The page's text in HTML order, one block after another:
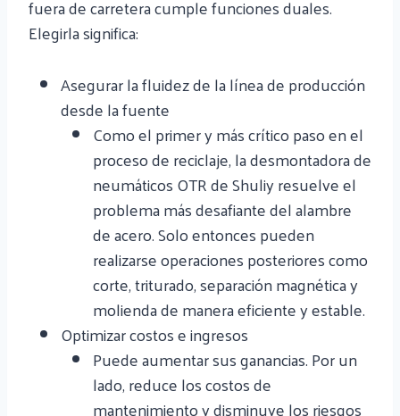
fuera de carretera cumple funciones duales.
Elegirla significa:
Asegurar la fluidez de la línea de producción
desde la fuente
Como el primer y más crítico paso en el
proceso de reciclaje, la desmontadora de
neumáticos OTR de Shuliy resuelve el
problema más desafiante del alambre
de acero. Solo entonces pueden
realizarse operaciones posteriores como
corte, triturado, separación magnética y
molienda de manera eficiente y estable.
Optimizar costos e ingresos
Puede aumentar sus ganancias. Por un
lado, reduce los costos de
mantenimiento y disminuye los riesgos